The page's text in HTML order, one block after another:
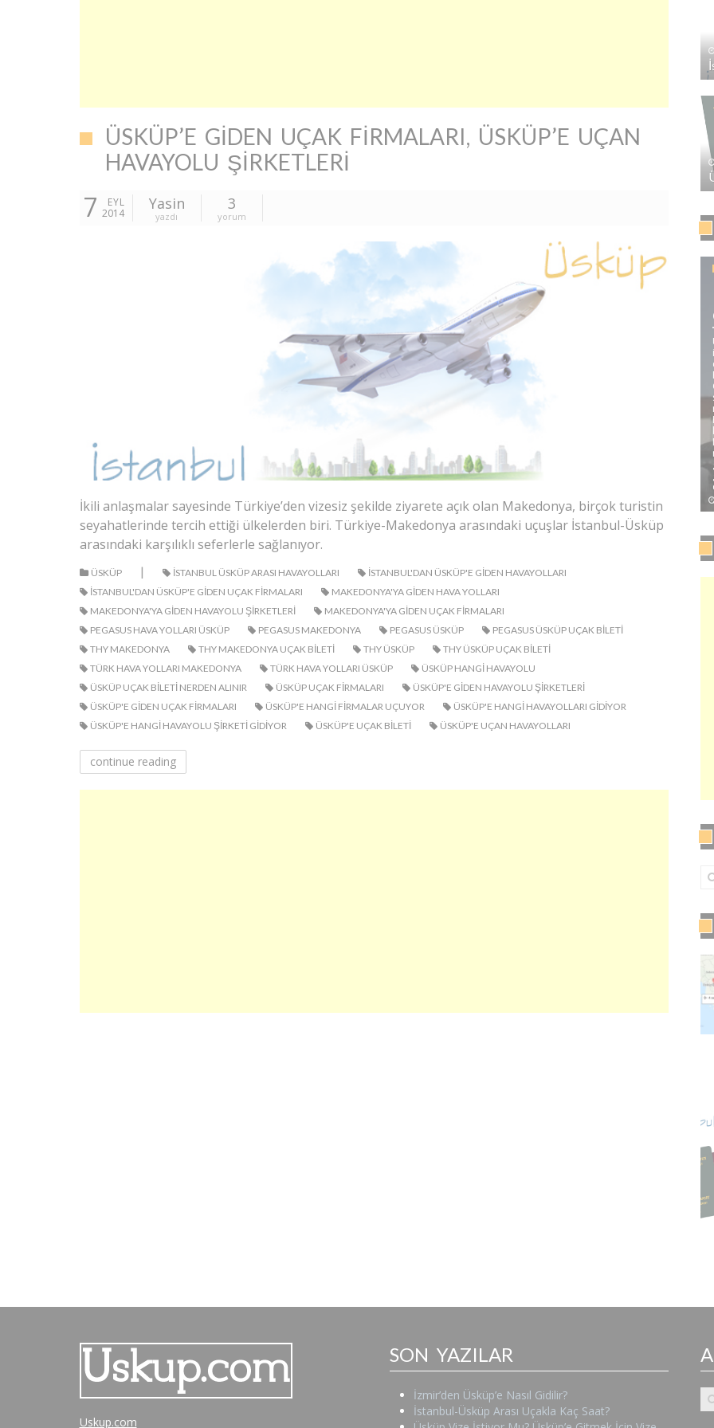
ÜSKÜP’E GIDEN UÇAK FIRMALARI, ÜSKÜP’E UÇAN
HAVAYOLU ŞIRKETLERI
7
EYL
2014
Yasin
yazdı
3
yorum
İkili anlaşmalar sayesinde Türkiye’den vizesiz şekilde ziyarete açık olan Makedonya, birçok turistin
seyahatlerinde tercih ettiği ülkelerden biri. Türkiye-Makedonya arasındaki uçuşlar İstanbul-Üsküp
arasındaki karşılıklı seferlerle sağlanıyor.
ÜSKÜP | ISTANBUL ÜSKÜP ARASI HAVAYOLLARI
ISTANBUL'DAN ÜSKÜP'E GIDEN HAVAYOLLARI
ISTANBUL'DAN ÜSKÜP'E GIDEN UÇAK FIRMALARI
MAKEDONYA'YA GIDEN HAVA YOLLARI
MAKEDONYA'YA GIDEN HAVAYOLU ŞIRKETLERI
MAKEDONYA'YA GIDEN UÇAK FIRMALARI
PEGASUS HAVA YOLLARI ÜSKÜP
PEGASUS MAKEDONYA PEGASUS ÜSKÜP
PEGASUS ÜSKÜP UÇAK BILETI
THY MAKEDONYA
THY MAKEDONYA UÇAK BILETI THY ÜSKÜP
THY ÜSKÜP UÇAK BILETI
TÜRK HAVA YOLLARI MAKEDONYA
TÜRK HAVA YOLLARI ÜSKÜP
ÜSKÜP HANGI HAVAYOLU
ÜSKÜP UÇAK BILETI NERDEN ALINIR
ÜSKÜP UÇAK FIRMALARI
ÜSKÜP'E GIDEN HAVAYOLU ŞIRKETLERI
ÜSKÜP'E GIDEN UÇAK FIRMALARI
ÜSKÜP'E HANGI FIRMALAR UÇUYOR
ÜSKÜP'E HANGI HAVAYOLLARI GIDIYOR
ÜSKÜP'E HANGI HAVAYOLU ŞIRKETI GIDIYOR
ÜSKÜP'E UÇAK BILETI ÜSKÜP'E UÇAN HAVAYOLLARI
continue reading
Uskup.com
SON YAZILAR
İzmir’den Üsküp’e Nasıl Gidilir?
İstanbul-Üsküp Arası Uçakla Kaç Saat?